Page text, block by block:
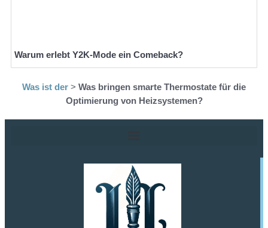
Warum erlebt Y2K-Mode ein Comeback?
Was ist der > Was bringen smarte Thermostate für die
Optimierung von Heizsystemen?